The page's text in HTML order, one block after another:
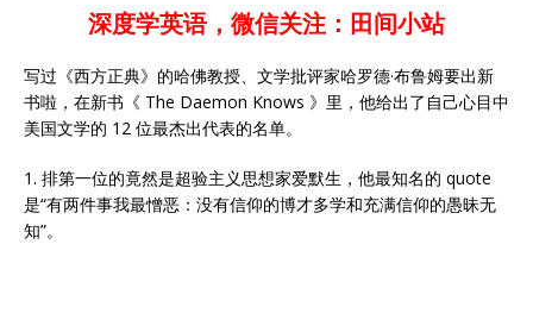
深度学英语，微信关注：田间小站
写过《西方正典》的哈佛教授、文学批评家哈罗德·布鲁姆要出新
书啦，在新书《 The Daemon Knows 》里，他给出了自己心目中
美国文学的 12 位最杰出代表的名单。
1. 排第一位的竟然是超验主义思想家爱默生，他最知名的 quote
是“有两件事我最憎恶：没有信仰的博才多学和充满信仰的愚昧无
知”。